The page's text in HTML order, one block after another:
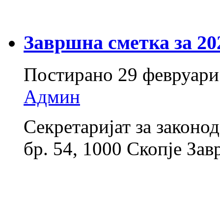
Завршна сметка за
Постирано 29
Админ
Секретаријат за
бр. 54, 1000 Скопје